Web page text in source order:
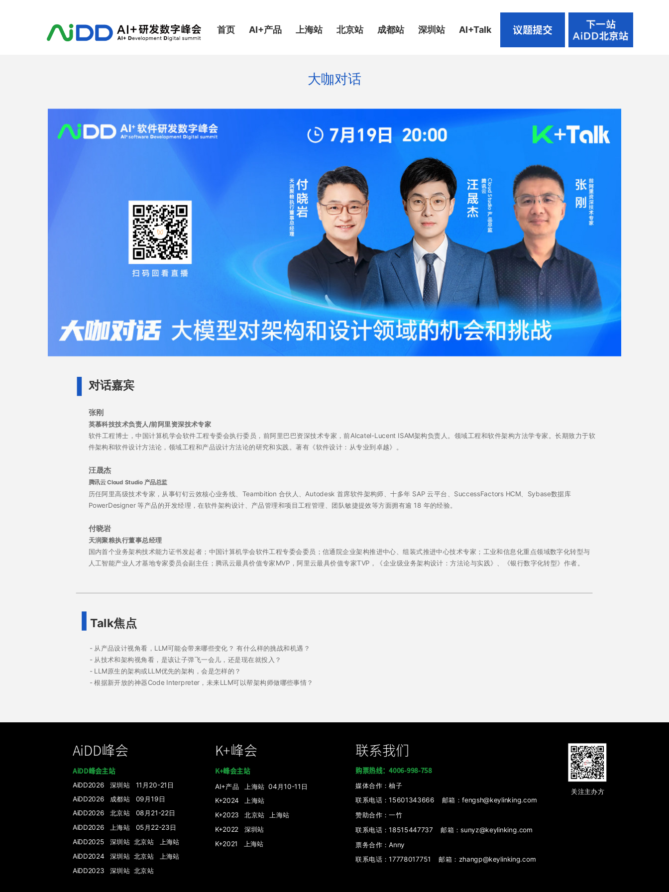
首页 AI+产品 上海站 北京站 成都站 深圳站 AI+Talk 议题提交
大咖对话
对话嘉宾
Talk焦点
张刚
英慕科技技术负责人/前阿里资深技术专家
软件工程博士，中国计算机学会软件工程专委会执行委员，前阿里巴巴资深技术专家，前Alcatel-Lucent ISAM架构负责人。领域工程和软件架构方法学专家。长期致力于软
件架构和软件设计方法论，领域工程和产品设计方法论的研究和实践。著有《软件设计：从专业到卓越》。
汪晟杰
腾讯云 Cloud Studio 产品总监
历任阿里高级技术专家，从事钉钉云效核心业务线、Teambition 合伙人、Autodesk 首席软件架构师、十多年 SAP 云平台、SuccessFactors HCM、Sybase数据库
PowerDesigner 等产品的开发经理，在软件架构设计、产品管理和项目工程管理、团队敏捷提效等方面拥有逾 18 年的经验。
付晓岩
天润聚粮执行董事总经理
国内首个业务架构技术能力证书发起者；中国计算机学会软件工程专委会委员；信通院企业架构推进中心、组装式推进中心技术专家；工业和信息化重点领域数字化转型与
人工智能产业人才基地专家委员会副主任；腾讯云最具价值专家MVP，阿里云最具价值专家TVP，《企业级业务架构设计：方法论与实践》、《银行数字化转型》作者。
- 从产品设计视角看，LLM可能会带来哪些变化？ 有什么样的挑战和机遇？
- 从技术和架构视角看，是该让子弹飞一会儿，还是现在就投入？
- LLM原生的架构或LLM优先的架构，会是怎样的？
- 根据新开放的神器Code Interpreter，未来LLM可以帮架构师做哪些事情？
AiDD峰会 K+峰会 联系我们
购票热线：4006-998-758
媒体合作：柚子
联系电话：15601343666 邮箱：fengsh@keylinking.com
赞助合作：一竹
联系电话：18515447737 邮箱：sunyz@keylinking.com
票务合作：Anny
联系电话：17778017751 邮箱：zhangp@keylinking.com
AiDD峰会主站 K+峰会主站
北京站
AI+产品 上海站 04月10-11日
K+2021 上海站
K+2022 深圳站
上海站
K+2023 北京站
K+2024 上海站
AiDD2023 深圳站
上海站
上海站
北京站
北京站
AiDD2024 深圳站
AiDD2025 深圳站
AiDD2026 上海站 05月22-23日
AiDD2026 北京站 08月21-22日
AiDD2026 成都站 09月19日
AiDD2026 深圳站 11月20-21日
关注主办方